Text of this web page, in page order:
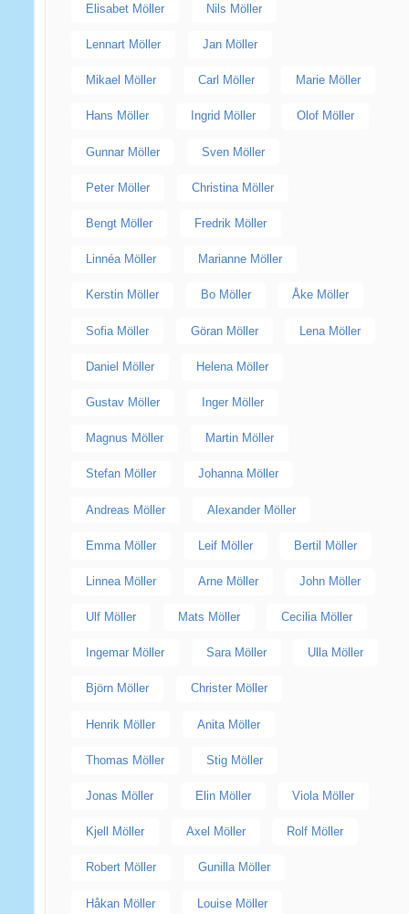
Elisabet Möller Nils Möller
Lennart Möller Jan Möller
Mikael Möller Carl Möller Marie Möller
Hans Möller Ingrid Möller Olof Möller
Gunnar Möller Sven Möller
Peter Möller Christina Möller
Bengt Möller Fredrik Möller
Linnéa Möller Marianne Möller
Kerstin Möller Bo Möller Åke Möller
Sofia Möller Göran Möller Lena Möller
Daniel Möller Helena Möller
Gustav Möller Inger Möller
Magnus Möller Martin Möller
Stefan Möller Johanna Möller
Andreas Möller Alexander Möller
Emma Möller Leif Möller Bertil Möller
Linnea Möller Arne Möller John Möller
Ulf Möller Mats Möller Cecilia Möller
Ingemar Möller Sara Möller Ulla Möller
Björn Möller Christer Möller
Henrik Möller Anita Möller
Thomas Möller Stig Möller
Jonas Möller Elin Möller Viola Möller
Kjell Möller Axel Möller Rolf Möller
Robert Möller Gunilla Möller
Håkan Möller Louise Möller